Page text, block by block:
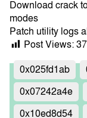
Download crack
modes
Patch utility logs
Post Views:
0x025fd1ab
0x07242a4e
0x10ed8d54